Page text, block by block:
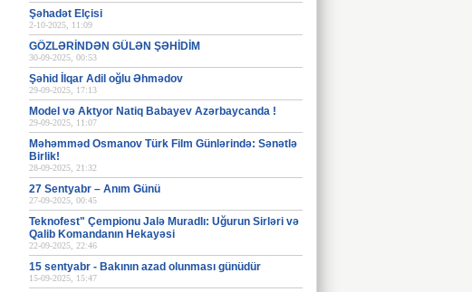
Şəhadət Elçisi
2-10-2025, 11:09
GÖZLƏRİNDƏN GÜLƏN ŞƏHİDİM
30-09-2025, 00:53
Şəhid İlqar Adil oğlu Əhmədov
29-09-2025, 17:13
Model və Aktyor Natiq Babayev Azərbaycanda !
29-09-2025, 11:07
Məhəmməd Osmanov Türk Film Günlərində: Sənətlə
Birlik!
28-09-2025, 21:32
27 Sentyabr – Anım Günü
27-09-2025, 00:45
Teknofest" Çempionu Jalə Muradlı: Uğurun Sirləri və
Qalib Komandanın Hekayəsi
22-09-2025, 22:46
15 sentyabr - Bakının azad olunması günüdür
15-09-2025, 15:47